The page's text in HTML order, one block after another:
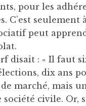
pour les
C’est seulement
peut
disait : « Il faut
dix ans
marché, mais
civile. Or,